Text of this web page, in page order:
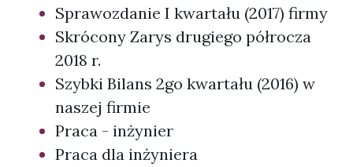
Sprawozdanie I kwartału (2017) firmy
Skrócony Zarys drugiego półrocza
2018 r.
Szybki Bilans 2go kwartału (2016) w
naszej firmie
Praca - inżynier
Praca dla inżyniera